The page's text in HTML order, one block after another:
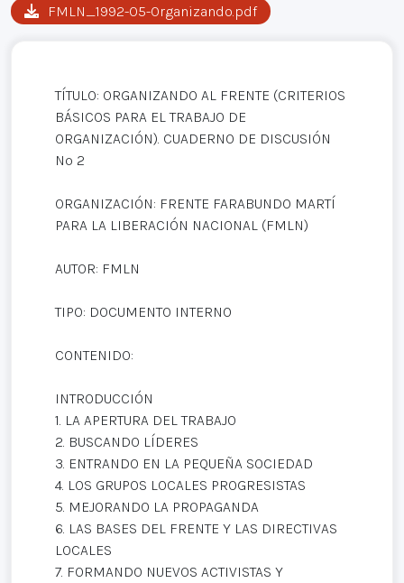
FMLN_1992-05-Organizando.pdf
TÍTULO: ORGANIZANDO AL FRENTE (CRITERIOS
BÁSICOS PARA EL TRABAJO DE
ORGANIZACIÓN). CUADERNO DE DISCUSIÓN
Nº 2
ORGANIZACIÓN: FRENTE FARABUNDO MARTÍ
PARA LA LIBERACIÓN NACIONAL (FMLN)
AUTOR: FMLN
TIPO: DOCUMENTO INTERNO
CONTENIDO:
INTRODUCCIÓN
1. LA APERTURA DEL TRABAJO
2. BUSCANDO LÍDERES
3. ENTRANDO EN LA PEQUEÑA SOCIEDAD
4. LOS GRUPOS LOCALES PROGRESISTAS
5. MEJORANDO LA PROPAGANDA
6. LAS BASES DEL FRENTE Y LAS DIRECTIVAS
LOCALES
7. FORMANDO NUEVOS ACTIVISTAS Y